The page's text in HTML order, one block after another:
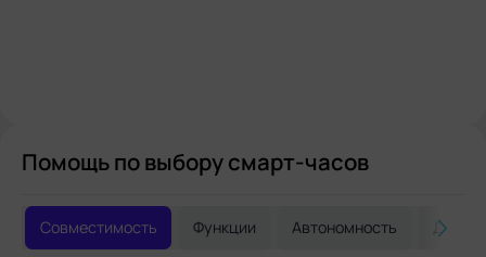
Помощь по выбору смарт-часов
Совместимость Функции Автономность